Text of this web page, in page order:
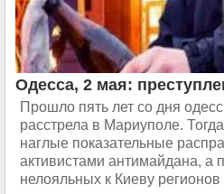
Одесса, 2 мая:
Прошло пять лет со дня
расстрела в Мариуполе.
наглые показательные
активистами антимайдана, а
нелояльных к Киеву регионов